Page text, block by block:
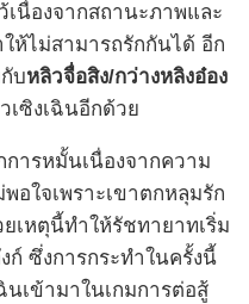
เนื่องจากสถานะภาพและ
ห้ไม่สามารถรักกันได้ อีก
บหลิวจื่อสิง/กว่างหลิงอ๋อง
เซิงเฉินอีกด้วย
ารหมั้นเนื่องจากความ
อใจเพราะเขาตกหลุมรัก
เหตุนี้ทำให้รัชทายาทเริ่ม
ก์ ซึ่งการกระทำในครั้งนี้
นเข้ามาในเกมการต่อสู้